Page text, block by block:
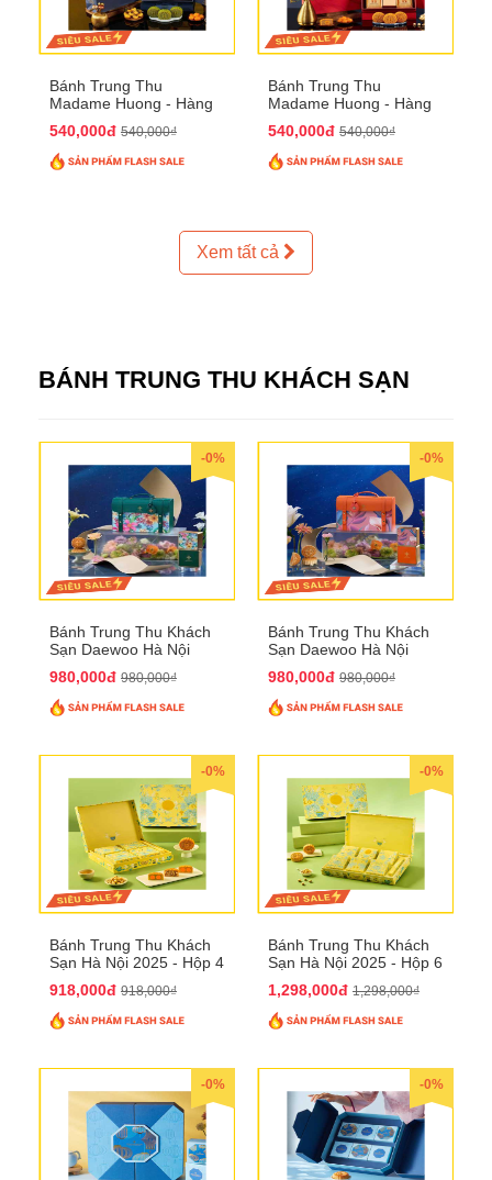
Bánh Trung Thu
Madame Huong - Hàng
540,000đ 540,000₫
Bánh Trung Thu
Madame Huong - Hàng
540,000đ 540,000₫
Xem tất cả
BÁNH TRUNG THU KHÁCH SẠN
-0%
Bánh Trung Thu Khách
Sạn Daewoo Hà Nội
QTTT30
980,000đ 980,000₫
-0%
Bánh Trung Thu Khách
Sạn Daewoo Hà Nội
QTTT31
980,000đ 980,000₫
-0%
Bánh Trung Thu Khách
Sạn Hà Nội 2025 - Hộp 4
918,000đ 918,000₫
-0%
Bánh Trung Thu Khách
Sạn Hà Nội 2025 - Hộp 6
1,298,000đ 1,298,000₫
-0% -0%